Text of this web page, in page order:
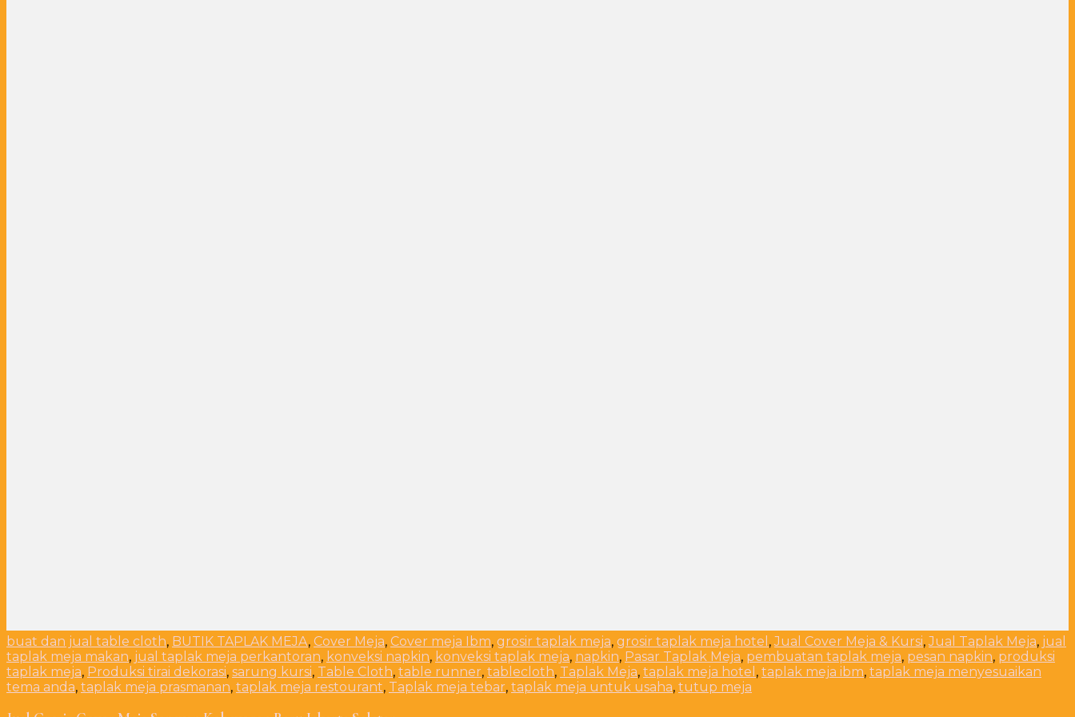
buat dan jual table cloth, BUTIK TAPLAK MEJA, Cover Meja, Cover meja Ibm, grosir taplak meja, grosir taplak meja hotel ,Jual Cover Meja & Kursi,Jual Taplak Meja, jual
taplak meja makan, jual taplak meja perkantoran, konveksi napkin, konveksi taplak meja, napkin, Pasar Taplak Meja, pembuatan taplak meja, pesan napkin, produksi
taplak meja, Produksi tirai dekorasi, sarung kursi, Table Cloth, table runner, tablecloth, Taplak Meja, taplak meja hotel , taplak meja ibm, taplak meja menyesuaikan
tema anda, taplak meja prasmanan, taplak meja restourant, Taplak meja tebar, taplak meja untuk usaha, tutup meja